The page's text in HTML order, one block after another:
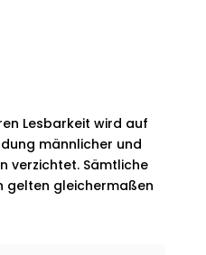
Lesbarkeit wird auf
männlicher und
verzichtet. Sämtliche
gelten gleichermaßen